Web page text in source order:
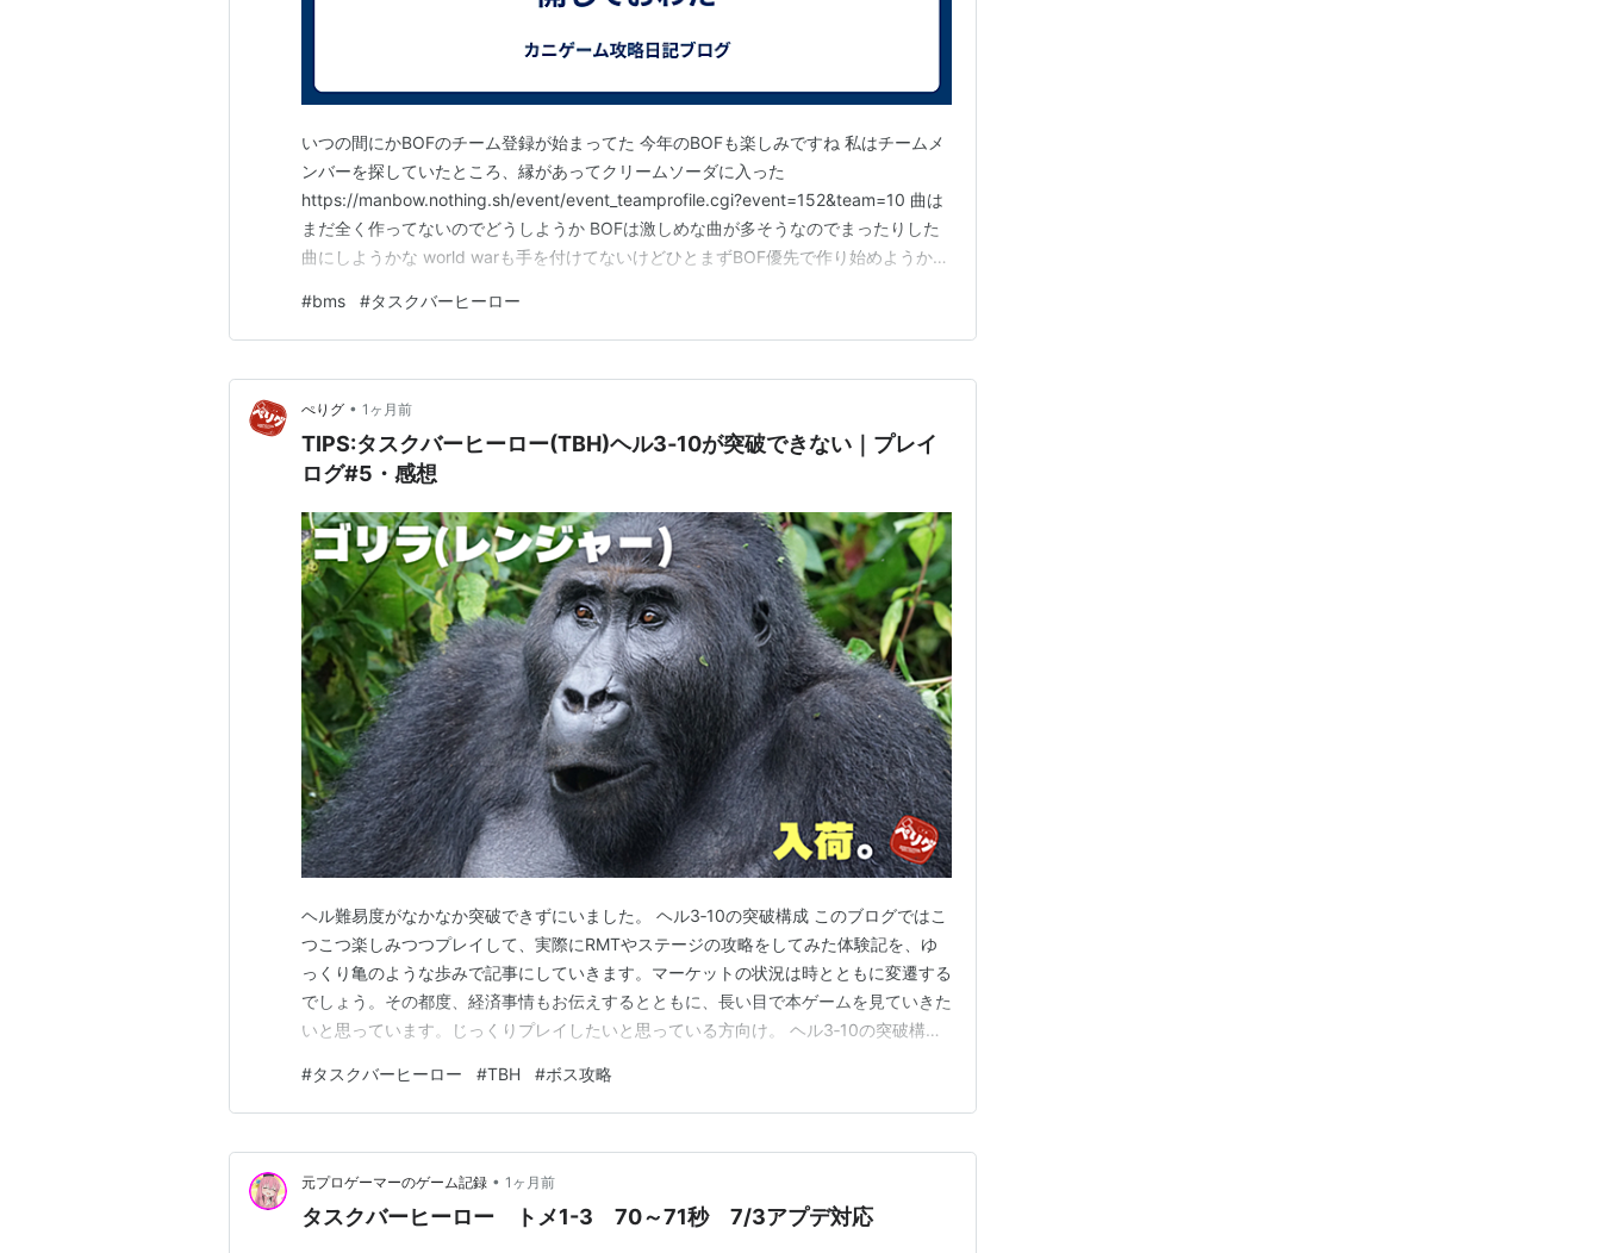
いつの間にかBOFのチーム登録が始まってた 今年のBOFも楽しみですね 私はチームメ
ンバーを探していたところ、縁があってクリームソーダに入った
https://manbow.nothing.sh/event/event_teamprofile.cgi?event=152&team=10 曲は
まだ全く作ってないのでどうしようか BOFは激しめな曲が多そうなのでまったりした
曲にしようかな world warも手を付けてないけどひとまずBOF優先で作り始めようかな
活して1000円だけ稼げた マーケット再開直後…
#bms #タスクバーヒーロー
ぺりグ • 1ヶ月前
TIPS:タスクバーヒーロー(TBH)ヘル3‐10が突破できない｜プレイ
ログ#5・感想
ヘル難易度がなかなか突破できずにいました。 ヘル3‐10の突破構成 このブログではこ
つこつ楽しみつつプレイして、実際にRMTやステージの攻略をしてみた体験記を、ゆ
っくり亀のような歩みで記事にしていきます。マーケットの状況は時とともに変遷する
でしょう。その都度、経済事情もお伝えするとともに、長い目で本ゲームを見ていきた
いと思っています。じっくりプレイしたいと思っている方向け。 ヘル3‐10の突破構成
10のボスは、3‐10ボスと同様。黒いふよふよとした玉を漂わせて攻撃してきます。 そ
れにあたると1400ダメージくらい…
#タスクバーヒーロー #TBH #ボス攻略
元プロゲーマーのゲーム記録 • 1ヶ月前
タスクバーヒーロー トメ1-3 70～71秒 7/3アプデ対応